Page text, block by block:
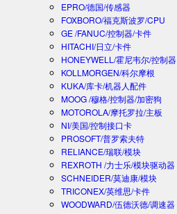
EPRO/德国/传感器
FOXBORO/福克斯波罗/CPU
GE /FANUC/控制器/卡件
HITACHI/日立/卡件
HONEYWELL/霍尼韦尔/控制器
KOLLMORGEN/科尔摩根
KUKA/库卡/机器人配件
MOOG /穆格/控制器/加密狗
MOTOROLA/摩托罗拉/主板
NI/美国/控制接口卡
PROSOFT/普罗索夫特
RELIANCE/瑞联/模块
REXROTH /力士乐/模块驱动器
SCHNEIDER/莫迪康/模块
TRICONEX/英维思/卡件
WOODWARD/伍德沃德/调速器